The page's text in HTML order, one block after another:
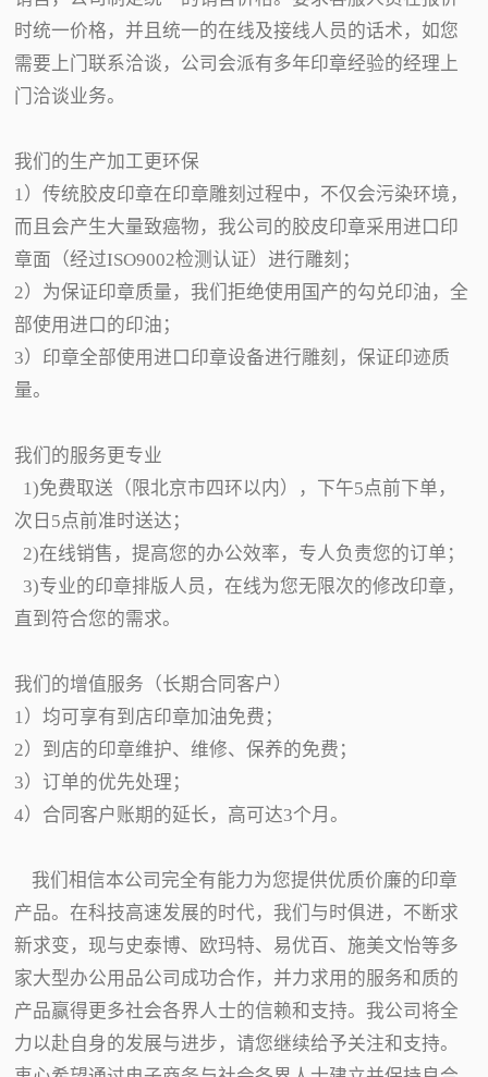
时统一价格，并且统一的在线及接线人员的话术，如您
需要上门联系洽谈，公司会派有多年印章经验的经理上
门洽谈业务。
我们的生产加工更环保
1）传统胶皮印章在印章雕刻过程中，不仅会污染环境，
而且会产生大量致癌物，我公司的胶皮印章采用进口印
章面（经过ISO9002检测认证）进行雕刻；
2）为保证印章质量，我们拒绝使用国产的勾兑印油，全
部使用进口的印油；
3）印章全部使用进口印章设备进行雕刻，保证印迹质
量。
我们的服务更专业
1)免费取送（限北京市四环以内），下午5点前下单，
次日5点前准时送达；
2)在线销售，提高您的办公效率，专人负责您的订单；
3)专业的印章排版人员，在线为您无限次的修改印章，
直到符合您的需求。
我们的增值服务（长期合同客户）
1）均可享有到店印章加油免费；
2）到店的印章维护、维修、保养的免费；
3）订单的优先处理；
4）合同客户账期的延长，高可达3个月。
我们相信本公司完全有能力为您提供优质价廉的印章
产品。在科技高速发展的时代，我们与时俱进，不断求
新求变，现与史泰博、欧玛特、易优百、施美文怡等多
家大型办公用品公司成功合作，并力求用的服务和质的
产品赢得更多社会各界人士的信赖和支持。我公司将全
力以赴自身的发展与进步，请您继续给予关注和支持。